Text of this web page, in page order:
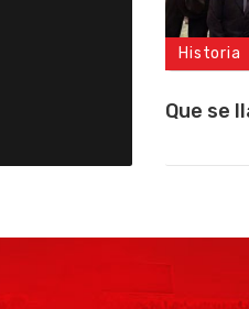
Historia
Que se